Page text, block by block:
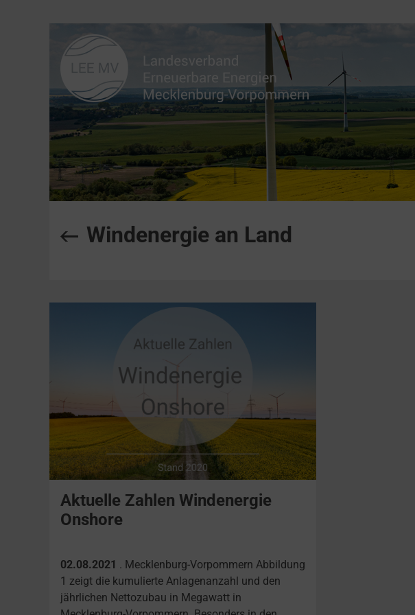
Windenergie an Land
Aktuelle Zahlen Windenergie
Onshore
02.08.2021 . Mecklenburg-Vorpommern Abbildung
1 zeigt die kumulierte Anlagenanzahl und den
jährlichen Nettozubau in Megawatt in